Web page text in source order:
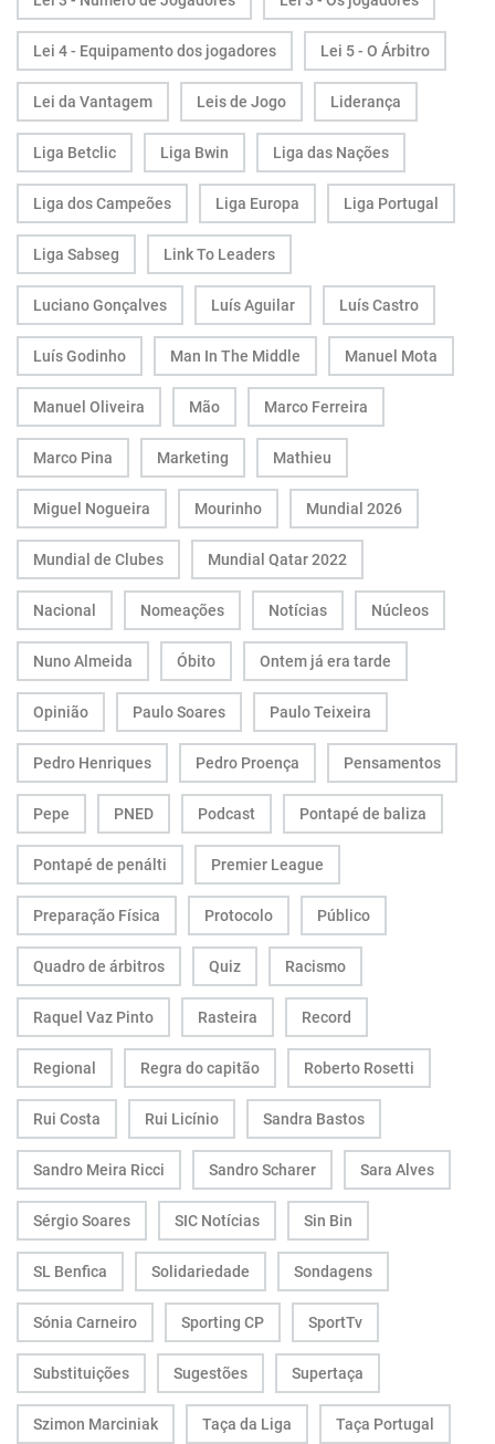
Lei 4 - Equipamento dos jogadores Lei 5 - O Árbitro
Lei da Vantagem Leis de Jogo Liderança
Liga Betclic Liga Bwin Liga das Nações
Liga dos Campeões Liga Europa Liga Portugal
Liga Sabseg Link To Leaders
Luciano Gonçalves Luís Aguilar Luís Castro
Luís Godinho Man In The Middle Manuel Mota
Manuel Oliveira Mão Marco Ferreira
Marco Pina Marketing Mathieu
Miguel Nogueira Mourinho Mundial 2026
Mundial de Clubes Mundial Qatar 2022
Nacional Nomeações Notícias Núcleos
Nuno Almeida Óbito Ontem já era tarde
Opinião Paulo Soares Paulo Teixeira
Pedro Henriques Pedro Proença Pensamentos
Pepe PNED Podcast Pontapé de baliza
Pontapé de penálti Premier League
Preparação Física Protocolo Público
Quadro de árbitros Quiz Racismo
Raquel Vaz Pinto Rasteira Record
Regional Regra do capitão Roberto Rosetti
Rui Costa Rui Licínio Sandra Bastos
Sandro Meira Ricci Sandro Scharer Sara Alves
Sérgio Soares SIC Notícias Sin Bin
SL Benfica Solidariedade Sondagens
Sónia Carneiro Sporting CP SportTv
Substituições Sugestões Supertaça
Szimon Marciniak Taça da Liga Taça Portugal